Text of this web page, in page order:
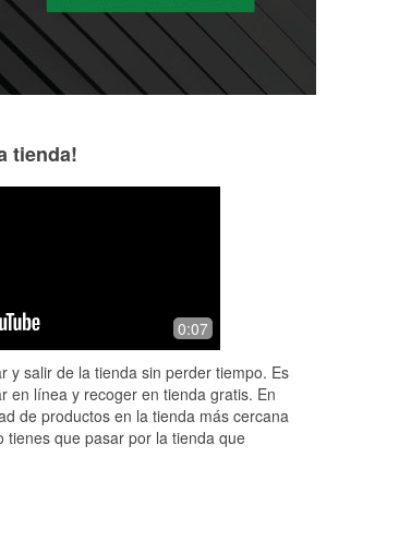
helpful
tienda!
0:07
y salir de la tienda sin perder tiempo. Es
en línea y recoger en tienda gratis. En
de productos en la tienda más cercana
que pasar por la tienda que